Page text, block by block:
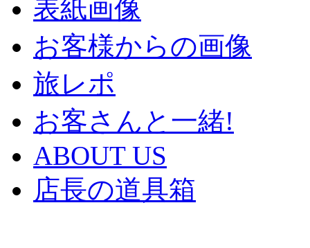
表紙画像
お客様からの画像
旅レポ
お客さんと一緒!
ABOUT US
店長の道具箱